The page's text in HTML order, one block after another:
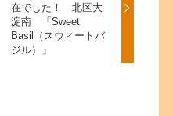
在でした！ 北区大
淀南 「Sweet
Basil（スウィートバ
ジル）」